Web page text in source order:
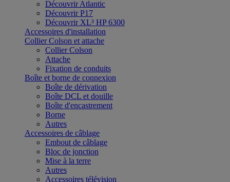
Découvrir Atlantic
Découvrir P17
Découvrir XL³ HP 6300
Accessoires d'installation
Collier Colson et attache
Collier Colson
Attache
Fixation de conduits
Boîte et borne de connexion
Boîte de dérivation
Boîte DCL et douille
Boîte d'encastrement
Borne
Autres
Accessoires de câblage
Embout de câblage
Bloc de jonction
Mise à la terre
Autres
Accessoires télévision